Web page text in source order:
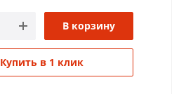
В корзину
Купить в 1 клик